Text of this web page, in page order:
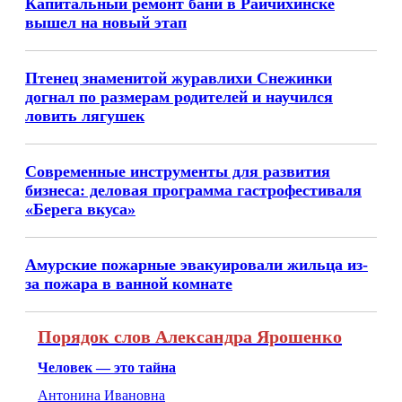
Капитальный ремонт бани в Райчихинске
вышел на новый этап
Птенец знаменитой журавлихи Снежинки
догнал по размерам родителей и научился
ловить лягушек
Современные инструменты для развития
бизнеса: деловая программа гастрофестиваля
«Берега вкуса»
Амурские пожарные эвакуировали жильца из-
за пожара в ванной комнате
Порядок слов Александра Ярошенко
Человек — это тайна
Антонина Ивановна